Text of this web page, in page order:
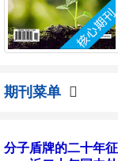
期刊菜单
分子盾牌的二十年